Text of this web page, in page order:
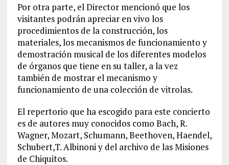
Por otra parte, el Director mencionó que los
visitantes podrán apreciar en vivo los
procedimientos de la construcción, los
materiales, los mecanismos de funcionamiento y
demostración musical de los diferentes modelos
de órganos que tiene en su taller, a la vez
también de mostrar el mecanismo y
funcionamiento de una colección de vitrolas.
El repertorio que ha escogido para este concierto
es de autores muy conocidos como Bach, R.
Wagner, Mozart, Schumann, Beethoven, Haendel,
Schubert,T. Albinoni y del archivo de las Misiones
de Chiquitos.